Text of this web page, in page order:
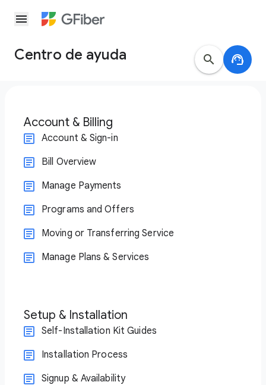
menu
Centro de ayuda search support_agent
Account & Billing
Account & Sign-in
Bill Overview
Manage Payments
Programs and Offers
Moving or Transferring Service
Manage Plans & Services
Setup & Installation
Self-Installation Kit Guides
Installation Process
Signup & Availability